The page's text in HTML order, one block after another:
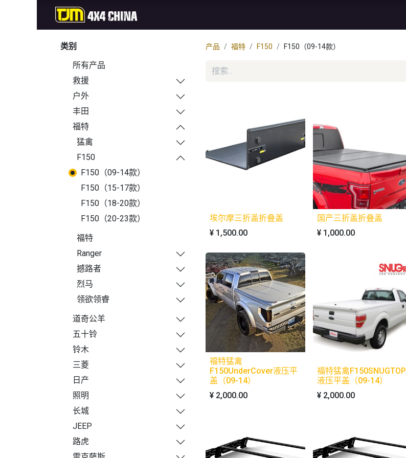
类别
所有产品
救援
户外
丰田
福特
猛禽
F150
F150（09-14款）
F150（15-17款）
F150（18-20款）
F150（20-23款）
福特
Ranger
撼路者
烈马
领欲领睿
道奇公羊
五十铃
铃木
三菱
日产
照明
长城
JEEP
路虎
产品 福特 F150 F150（09-14款）
埃尔摩三折盖折叠盖
¥ 1,500.00
国产三折盖折叠盖
¥ 1,000.00
福特猛禽
F150UnderCover液压平
盖（09-14）
¥ 2,000.00
福特猛禽F150SNUGTOP
液压平盖（09-14）
¥ 2,000.00